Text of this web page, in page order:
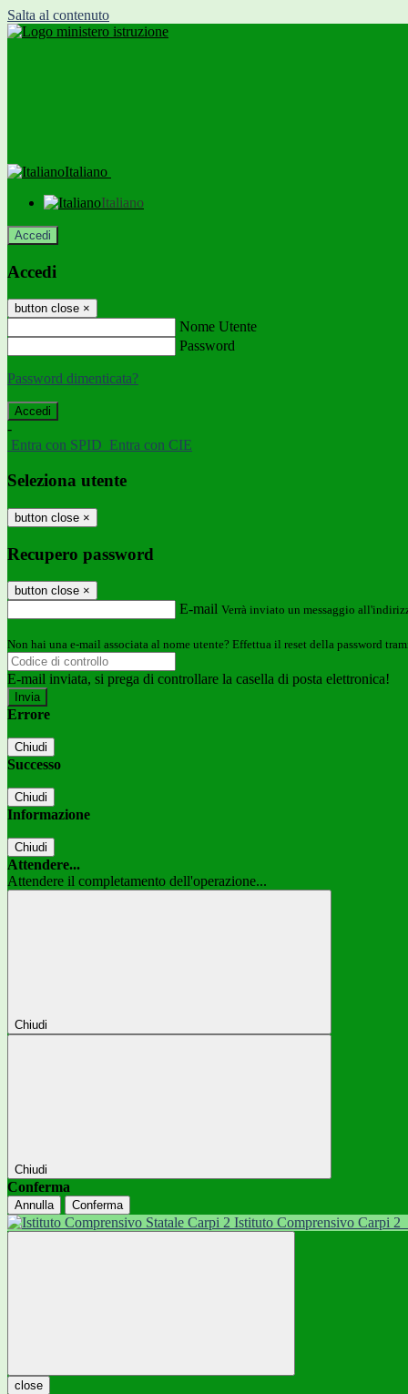
Salta al contenuto
Italiano
Italiano
Accedi
Accedi
button close ×
Nome Utente
Password
Password dimenticata?
-
Entra con SPID Entra con CIE
Seleziona utente
button close ×
Recupero password
button close ×
E-mail Verrà inviato un messaggio
Non hai una e-mail associata al nome utente? Effettua il reset della password
E-mail inviata, si prega di controllare la casella di posta elettronica!
Errore
Chiudi
Successo
Chiudi
Informazione
Chiudi
Attendere...
Attendere il completamento dell'operazione...
Chiudi
Chiudi
Conferma
Annulla Conferma
Istituto Comprensivo Carpi 2
close